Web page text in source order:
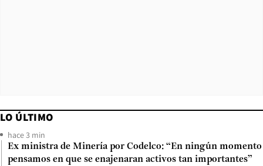
LO ÚLTIMO
hace 3 min
Ex ministra de Minería por Codelco: “En ningún momento
pensamos en que se enajenaran activos tan importantes”